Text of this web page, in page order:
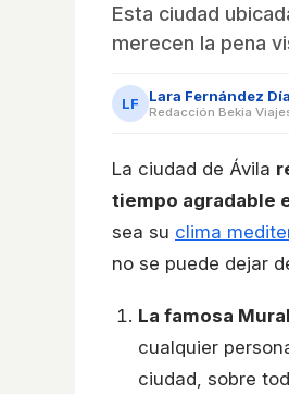
Esta ciudad
merecen la pena
LF Lara Fernández
Redacción Bekia
La ciudad de Ávila
tiempo agradable
sea su clima
no se puede dejar
La famosa
cualquier
ciudad, sobre